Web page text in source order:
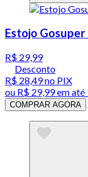
Estojo Gosuper
R$ 29,99
Desconto
R$ 28,49no PIX
ou R$ 29,99em até
COMPRAR AGORA